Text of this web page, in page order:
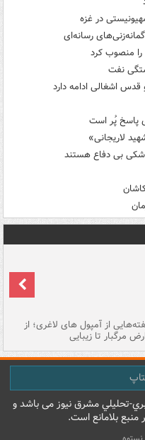
گمانه‌زنی‌های رسانه‌ای
را منصوب کرد
قدس اشغالی ادامه دارد
پاسخ پُر است
لاریجانی»
بی دفاع هستند
از آمپول های لاغری؛ از
مرگبار تا زیبایی
تحليلي مشرق نيوز می باشد و
منبع بلامانع است.